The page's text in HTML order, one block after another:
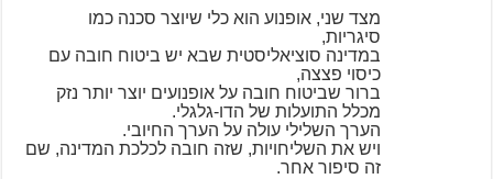
מצד שני, אופנוע הוא כלי שיוצר סכנה כמו
סיגריות,
במדינה סוציאליסטית שבא יש ביטוח חובה עם
כיסוי פצצה,
ברור שביטוח חובה על אופנועים יוצר יותר נזק
מכלל התועלות של הדו-גלגלי.
הערך השלילי עולה על הערך החיובי.
ויש את השליחויות, שזה חובה לכלכת המדינה, שם
זה סיפור אחר.